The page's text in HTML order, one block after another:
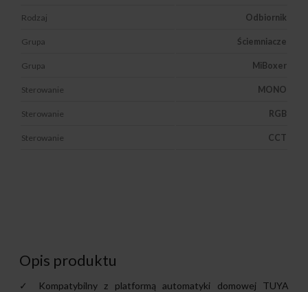
Rodzaj Odbiornik
Grupa Ściemniacze
Grupa MiBoxer
Sterowanie MONO
Sterowanie RGB
Sterowanie CCT
Opis produktu
✓ Kompatybilny z platformą automatyki domowej TUYA